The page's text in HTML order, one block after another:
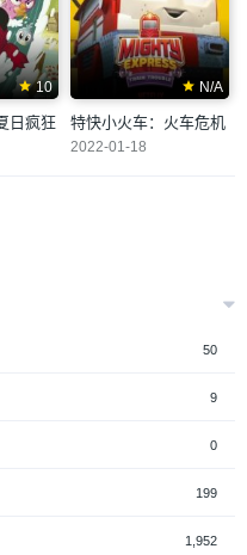
10
日疯狂
N/A
特快小火车：火车危机
2022-01-18
50
9
0
199
1,952